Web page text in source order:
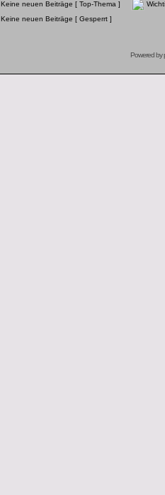
Keine neuen Beiträge [ Top-Thema ]
Keine neuen Beiträge [ Gesperrt ]
Powered by